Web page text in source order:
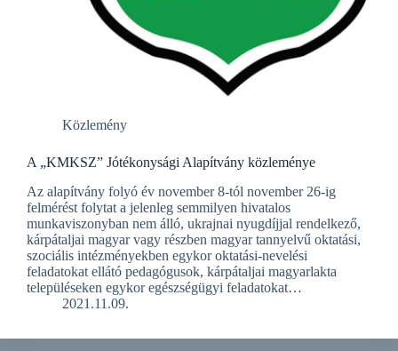
Közlemény
A „KMKSZ” Jótékonysági Alapítvány közleménye
Az alapítvány folyó év november 8-tól november 26-ig
felmérést folytat a jelenleg semmilyen hivatalos
munkaviszonyban nem álló, ukrajnai nyugdíjjal rendelkező,
kárpátaljai magyar vagy részben magyar tannyelvű oktatási,
szociális intézményekben egykor oktatási-nevelési
feladatokat ellátó pedagógusok, kárpátaljai magyarlakta
településeken egykor egészségügyi feladatokat…
2021.11.09.